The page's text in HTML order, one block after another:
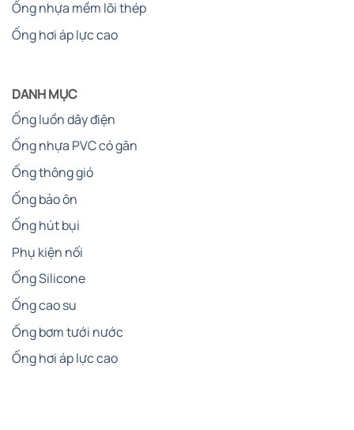
Ống nhựa mềm lõi thép
Ống hơi áp lực cao
DANH MỤC
Ống luồn dây điện
Ống nhựa PVC có gân
Ống thông gió
Ống bảo ôn
Ống hút bụi
Phụ kiện nối
Ống Silicone
Ống cao su
Ống bơm tưới nước
Ống hơi áp lực cao